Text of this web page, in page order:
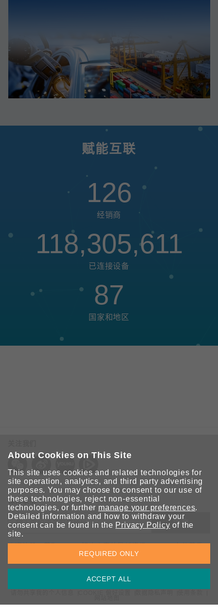
赋能互联
126
经销商
118,305,611
已连接设备
87
国家和地区
保持联系
提交
欢迎注册，获取 Moxa 解决方案的最新资讯。Moxa 充分尊重
您的隐私，绝不会透露您的邮箱信息。
About Cookies on This Site
This site uses cookies and related technologies for
site operation, analytics, and third party advertising
purposes. You may choose to consent to our use of
these technologies, reject non-essential
technologies, or further manage your preferences.
Detailed information and how to withdraw your
consent can be found in the Privacy Policy of the
site.
ACCEPT ALL
REQUIRED ONLY